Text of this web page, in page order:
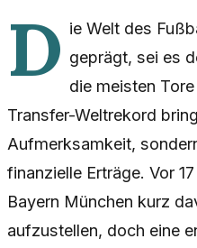
D ie Welt des
geprägt, sei es
die meisten
Transfer-Weltrekord
Aufmerksamkeit,
finanzielle Erträge. Vor
Bayern München kurz
aufzustellen, doch eine